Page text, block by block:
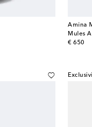
Amina
Mules
€ 650
original